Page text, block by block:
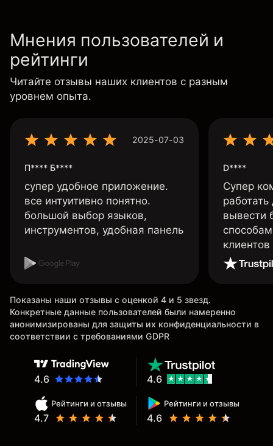
Мнения пользователей и
рейтинги
Читайте отзывы наших клиентов с разным
уровнем опыта.
2025-07-03
П**** Б****
супер удобное приложение.
все интуитивно понятно.
большой выбор языков,
инструментов, удобная панель
D****
Супер
вывести
Показаны наши отзывы с оценкой 4 и 5 звезд.
Конкретные данные пользователей были намеренно
анонимизированы для защиты их конфиденциальности в
соответствии с требованиями GDPR
4.6
Рейтинги и отзывы
4.7
Рейтинги и отзывы
4.6
4.6